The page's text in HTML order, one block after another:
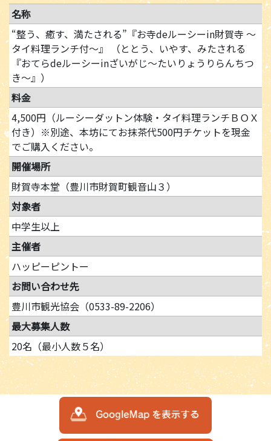
名称
“整う、癒す、満たされる”『お寺deルーシーin財賀寺 〜
タイ料理ランチ付～』 （ととう、いやす、みたされる
『おてらdeルーシーinざいがじ～たいりょうりらんちつ
き～』）
料金
4,500円（ルーシーダットン体験・タイ料理ランチＢＯＸ
付き）※別途、本坊にてお抹茶代500円チケットを現金
でご購入ください。
開催場所
財賀寺本堂（豊川市財賀町観音山３）
対象者
中学生以上
主催者
ハッピーピントー
お問い合わせ先
豊川市観光協会（0533-89-2206）
最大募集人数
20名（最小人数５名）